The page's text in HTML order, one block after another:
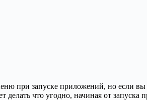
при запуске приложений, но если вы
что угодно, начиная от